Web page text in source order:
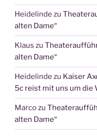
Heidelinde zu
alten Dame“
Klaus zu
alten Dame“
Heidelinde zu Kaiser
5c reist mit uns um die
Marcozu
alten Dame“